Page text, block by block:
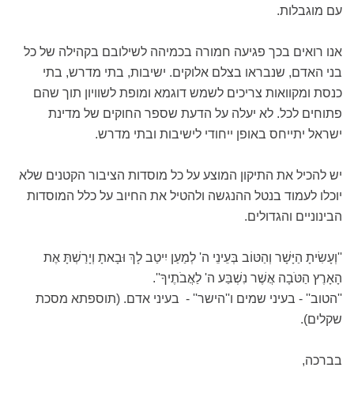
עם מוגבלות.
אנו רואים בכך פגיעה חמורה בכמיהה לשילובם בקהילה של כל
בני האדם, שנבראו בצלם אלוקים. ישיבות, בתי מדרש, בתי
כנסת ומקוואות צריכים לשמש דוגמא ומופת לשוויון תוך שהם
פתוחים לכל. לא יעלה על הדעת שספר החוקים של מדינת
ישראל יתייחס באופן ייחודי לישיבות ובתי מדרש.
יש להכיל את התיקון המוצע על כל מוסדות הציבור הקטנים שלא
יוכלו לעמוד בנטל ההנגשה ולהטיל את החיוב על כלל המוסדות
הבינוניים והגדולים.
''וְעָשִׂיתָ הַיָּשָׁר וְהַטּוֹב בְּעֵינֵי ה' לְמַעַן יִיטַב לָךְ וּבָאתָ וְיָרַשְׁתָּ אֶת
הָאָרֶץ הַטֹּבָה אֲשֶׁר נִשְׁבַּע ה' לַאֲבֹתֶיךָ''.
''הטוב'' - בעיני שמים ו''הישר'' - בעיני אדם. (תוספתא מסכת
שקלים).
בברכה,